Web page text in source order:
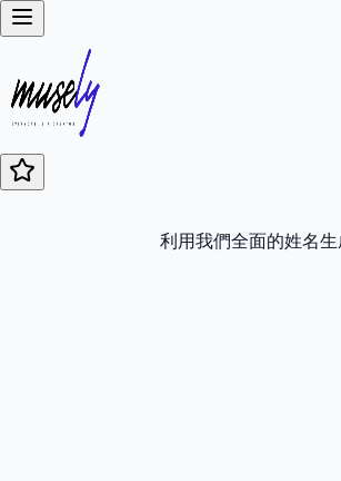
利用我們全面的姓名